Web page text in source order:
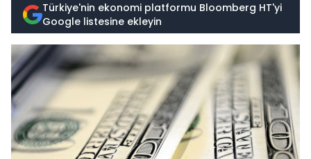
Türkiye'nin ekonomi platformu Bloomberg HT'yi
Google listesine ekleyin